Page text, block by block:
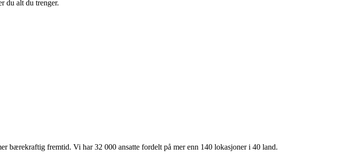
du alt du trenger.
bærekraftig fremtid. Vi har 32 000 ansatte fordelt på mer enn 140 lokasjoner i 40 land.